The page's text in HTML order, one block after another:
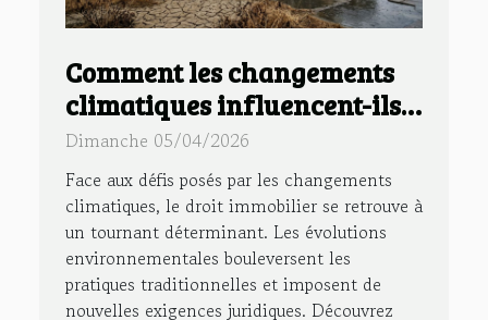
Comment les changements
climatiques influencent-ils
le droit immobilier ?
Dimanche 05/04/2026
Face aux défis posés par les changements
climatiques, le droit immobilier se retrouve à
un tournant déterminant. Les évolutions
environnementales bouleversent les
pratiques traditionnelles et imposent de
nouvelles exigences juridiques. Découvrez